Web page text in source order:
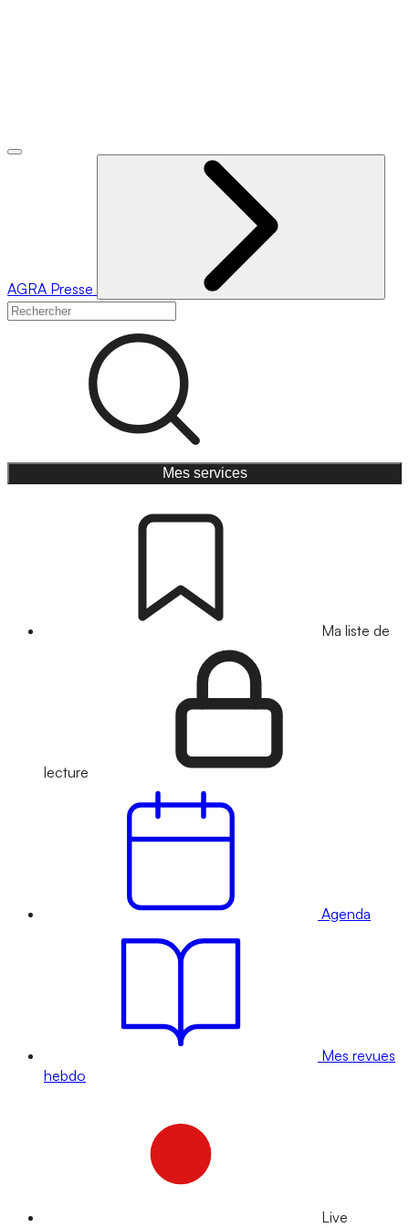
AGRA Presse
Mes services
Ma liste de
lecture
Agenda
Mes revues
hebdo
Live